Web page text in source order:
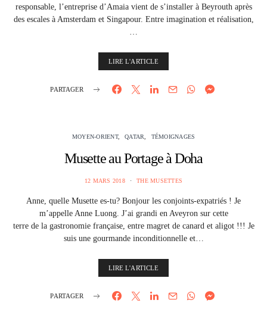
responsable, l’entreprise d’Amaia vient de s’installer à Beyrouth après
des escales à Amsterdam et Singapour. Entre imagination et réalisation,
LIRE L'ARTICLE
PARTAGER
MOYEN-ORIENT QATAR TÉMOIGNAGES
Musette au Portage à Doha
12 MARS 2018 THE MUSETTES
Anne, quelle Musette es-tu? Bonjour les conjoints-expatriés ! Je
m’appelle Anne Luong. J’ai grandi en Aveyron sur cette
terre de la gastronomie française, entre magret de canard et aligot !!! Je
suis une gourmande inconditionnelle et…
LIRE L'ARTICLE
PARTAGER